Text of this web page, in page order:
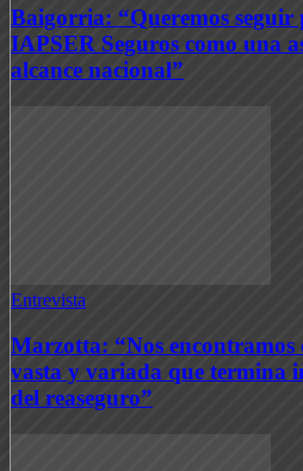
Baigorria: “Queremos seguir
IAPSER Seguros como una
alcance nacional”
Entrevista
Marzotta: “Nos encontramos
vasta y variada que termina
del reaseguro”